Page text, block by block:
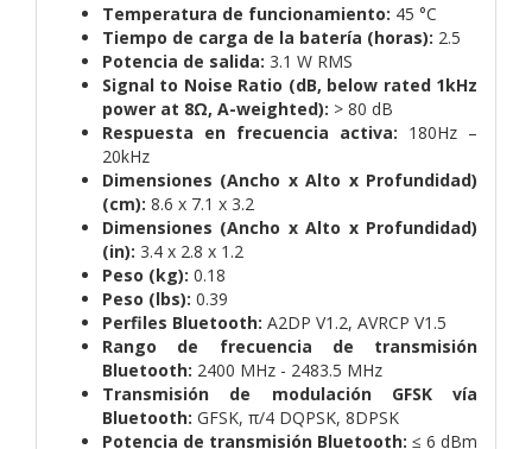
Temperatura de funcionamiento: 45 °C
Tiempo de carga de la batería (horas): 2.5
Potencia de salida: 3.1 W RMS
Signal to Noise Ratio (dB, below rated 1kHz
power at 8Ω, A-weighted): > 80 dB
Respuesta en frecuencia activa: 180Hz –
20kHz
Dimensiones (Ancho x Alto x Profundidad)
(cm): 8.6 x 7.1 x 3.2
Dimensiones (Ancho x Alto x Profundidad)
(in): 3.4 x 2.8 x 1.2
Peso (kg): 0.18
Peso (lbs): 0.39
Perfiles Bluetooth: A2DP V1.2, AVRCP V1.5
Rango de frecuencia de transmisión
Bluetooth: 2400 MHz - 2483.5 MHz
Transmisión de modulación GFSK vía
Bluetooth: GFSK, π/4 DQPSK, 8DPSK
Potencia de transmisión Bluetooth: ≤ 6 dBm